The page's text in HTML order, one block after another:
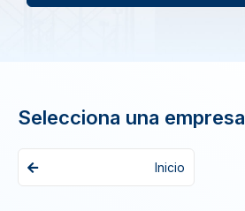
Selecciona una empresa
Inicio